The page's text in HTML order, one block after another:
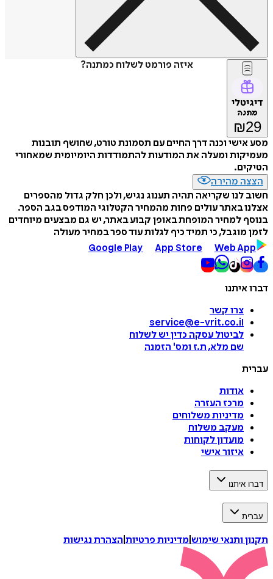
איזה פורמט לשלוח כמתנה?
דיגיטלי
מתנה
₪29
מסע אישי וכנה דרך החיים עם תסמונת טורט, שחושף תובנות
מעמיקות ומעלה את המודעות להתמודדות היומיומית שמאחורי
הטיקים.
הצצה מהירה
חשוב לנו שקריאה תהיה תענוג נגיש, ולכן חלק גדול מהספרים
אצלנו באתר עולים פחות מהמחיר הקטלוגי המודפס בגב הספר.
בנוסף למחיר המופחת באופן קבוע באתר, יש גם מבצעים מיוחדים
לזמן מוגבל, כי תמיד כיף לגלות עוד ספר במחיר מעולה
Google Play
App Store Web App
דברו איתנו
צרו קשר
service@e-vrit.co.il
לביטול עסקה כדין יש לשלוח
שם מלא, ת.ז ומס' הזמנה
עברית
אודות
מרכז העזרה
מדיניות משלוחים
מעקב משלוח
מועדון לקוחות
איזור אישי
דברו איתנו
עברית
תקנון ותנאי שימוש מדיניות פרטיות הצהרת נגישות